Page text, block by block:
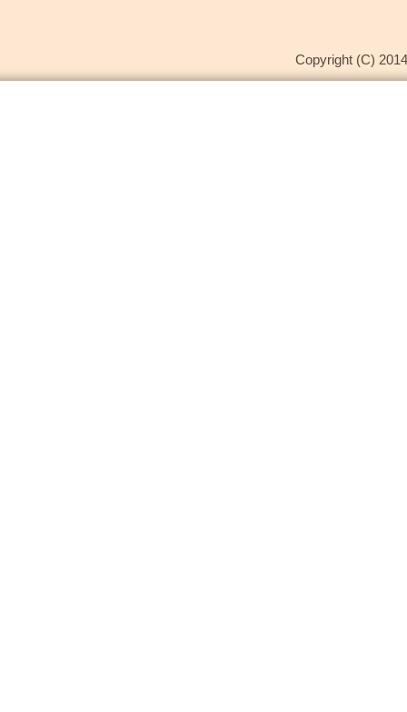
Copyright (C)